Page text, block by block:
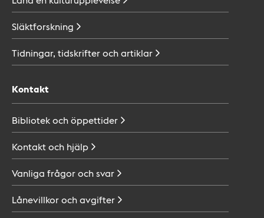
Släktforskning
Tidningar, tidskrifter ochartiklar
Kontakt
Bibliotek ochöppettider
Kontakt och hjälp
Vanliga frågor ochsvar
Lånevillkor ochavgifter